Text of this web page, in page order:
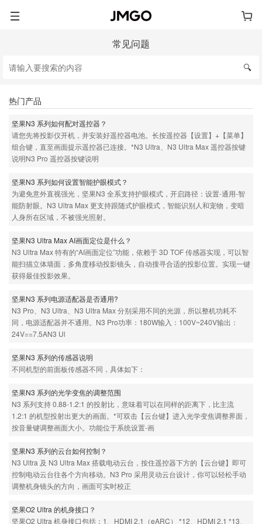
常见问题
🔍
热门产品
坚果N3 系列如何配对遥控器？
请您先将投影仪开机，并安装好遥控器电池。长按遥控器【设置】+【菜单】
组合键，直至画面提示遥控器已连接。*N3 Ultra、N3 Ultra Max 遥控器按键
说明N3 Pro 遥控器按键说明
坚果N3 系列如何设置智能护眼模式？
为避免意外直视强光，坚果N3 全系支持护眼模式，开启路径：设置-通用-智
能防射眼。N3 Ultra Max 更支持跟随式护眼模式，智能识别人和宠物，变暗
人身所在区域，不被强光照射。
坚果N3 Ultra Max AI画面定位是什么？
N3 Ultra Max 特有的“AI画面定位”功能，依赖于 3D TOF 传感器实现，可以智
能扫描立体墙面，多角度移动投影镜头，自动搜寻合适的投影位置。实现一键
获得最佳投影效果。
坚果N3 系列电源适配器是否通用?
N3 Pro、N3 Ultra、N3 Ultra Max 分别采用不同的光源，所以整机功耗不
同，电源适配器并不通用。N3 Pro功率：180W输入：100V~240V输出：
24V==7.5AN3 Ul
坚果N3 系列的传感器说明
不同机型的前面板传感器不同，具体如下：
坚果N3 系列的光学变焦的调整范围
N3 系列支持 0.88-1.2:1 的投射比，意味着可以在同样的距离下，比主流
1.2:1 的机型投射出更大的画面。*可双击【云台键】进入光学变焦调整界面，
按音量键调整画面大小。功能位于系统设置-画
坚果N3 系列的云台如何控制？
N3 Ultra 及 N3 Ultra Max 搭载电动云台，按住遥控器下方的【云台键】即可
控制电动云台往各个方向移动。N3 Pro 采用灵动云台设计，你可以轻松手动
调整机身镜头的方向，画面可实时校正
坚果O2 Ultra 的机身接口？
坚果O2 Ultra 机身接口包括：1、HDMI 2.1（eARC） *12、HDMI 2.1 *13、